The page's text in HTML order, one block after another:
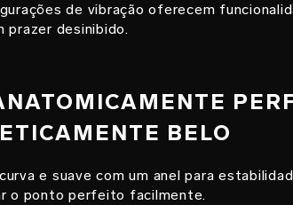
de vibração oferecem
prazer desinibido.
BELO
e suave com um anel para
o ponto perfeito facilmente.